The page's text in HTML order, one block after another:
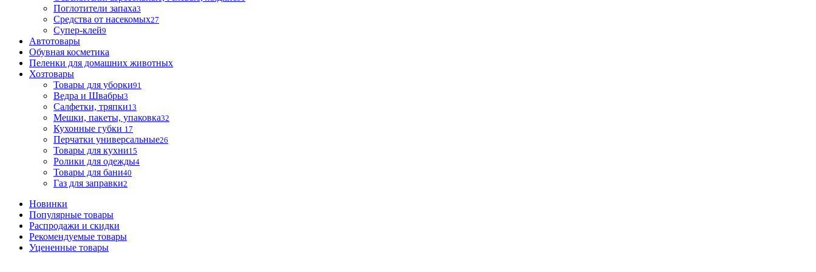
Поглотители запаха3
Средства от насекомых27
Супер-клей9
Автотовары
Обувная косметика
Пеленки для домашних животных
Хозтовары
Товары для уборки91
Ведра и Швабры3
Салфетки, тряпки13
Мешки, пакеты, упаковка32
Кухонные губки 17
Перчатки универсальные26
Товары для кухни15
Ролики для одежды4
Товары для бани40
Газ для заправки2
Новинки
Популярные товары
Распродажи и скидки
Рекомендуемые товары
Уцененные товары